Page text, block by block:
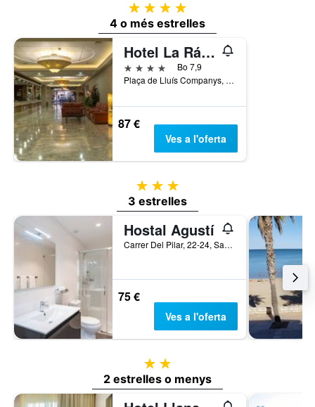
4 estrelles
4 o més estrelles
Hotel La Rápita
4 estrelles
Bo 7,9
Plaça de Lluís Companys, Sant Carles de la Ràpita, Catalunya, Espanya
87 €
Ves a l'oferta
3 estrelles
3 estrelles
Hostal Agustí
Carrer Del Pilar, 22-24, Sant Carles de la Ràpita, Catalunya, Espanya
75 €
Ves a l'oferta
2 estrelles
2 estrelles o menys